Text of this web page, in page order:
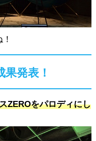
発表！
ZEROをパロディにし